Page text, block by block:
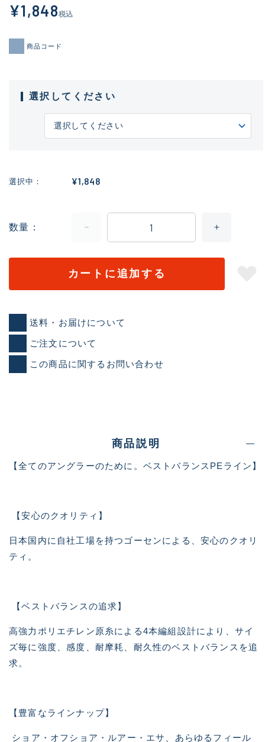
¥1,848税込
商品コード
選択してください
選択中 ¥1,848
数量
カートに追加する
送料・お届けについて
ご注文について
この商品に関するお問い合わせ
商品説明
【全てのアングラーのために。ベストバランスPEライン】
【安心のクオリティ】
日本国内に自社工場を持つゴーセンによる、安心のクオリ
ティ。
【ベストバランスの追求】
高強力ポリエチレン原糸による4本編組設計により、サイ
ズ毎に強度、感度、耐摩耗、耐久性のベストバランスを追
求。
【豊富なラインナップ】
ショア・オフショア・ルアー・エサ、あらゆるフィール